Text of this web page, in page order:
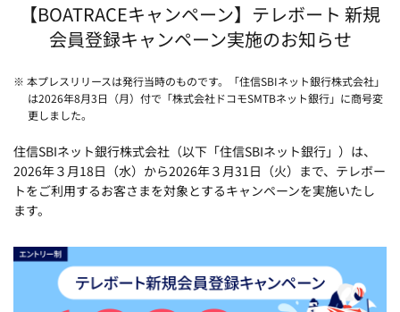
【BOATRACEキャンペーン】テレボート 新規
会員登録キャンペーン実施のお知らせ
※ 本プレスリリースは発行当時のものです。「住信SBIネット銀行株式会社」
は2026年8月3日（月）付で「株式会社ドコモSMTBネット銀行」に商号変
更しました。
住信SBIネット銀行株式会社（以下「住信SBIネット銀行」）は、
2026年３月18日（水）から2026年３月31日（火）まで、テレボー
トをご利用するお客さまを対象とするキャンペーンを実施いたし
ます。